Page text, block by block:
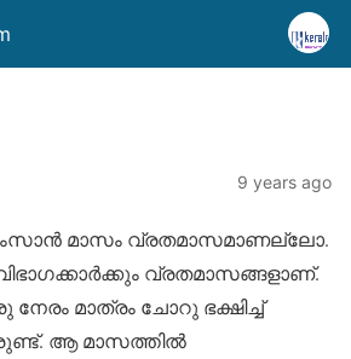
9 years ago
മാസം വ്രതമാസമാണല്ലോ.
വ്രതമാസങ്ങളാണ്.
മാത്രം ചോറു ഭക്ഷിച്ച്
ആ മാസത്തില്‍